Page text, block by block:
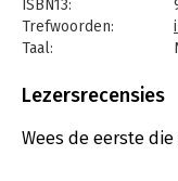
'Film voor de
'Muziek voor de
ISBN13:
Trefwoorden:
Taal:
Aantal pagina's:
Druk:
Lezersrecensies
Wees de eerste